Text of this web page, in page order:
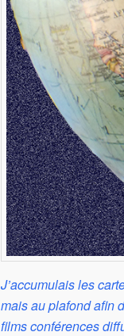
J’accumulais les
mais au plafond afin
films conférences